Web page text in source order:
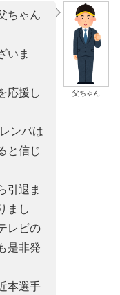
父ちゃん
ちゃん
いま
応援し
ンパは
と信じ
引退ま
まし
レビの
是非発
本選手